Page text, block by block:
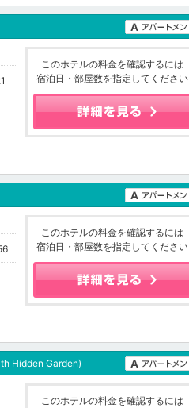
このホテルの料金を確認するには
宿泊日・部屋数を指定してください
このホテルの料金を確認するには
宿泊日・部屋数を指定してください
Hidden Garden)
このホテルの料金を確認するには